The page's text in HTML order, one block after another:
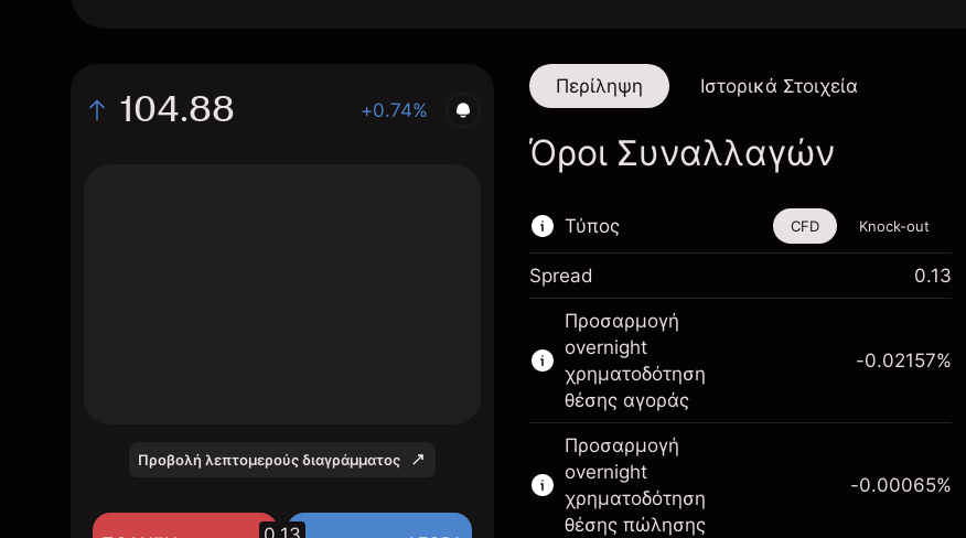
104.88 +0.74%
Προβολή λεπτομερούς διαγράμματος
Περίληψη Ιστορικά Στοιχεία
Όροι Συναλλαγών
Τύπος
Αυτό το χρηματοοικονομικό εργαλείο είναι
διαθέσιμο για διαπραγμάτευση μέσω CFDs και
Knock-outs.
Μάθετε περισσότερα σχετικά με:
CFDs
Knock-outs
CFD Knock-out
Spread 0.13
Προσαρμογή
overnight
χρηματοδότηση
θέσης αγοράς
-0.02157%
Προσαρμογή
overnight
χρηματοδότηση
θέσης πώλησης
-0.00065%